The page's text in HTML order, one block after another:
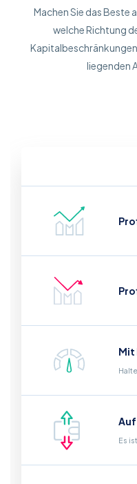
Machen Sie das Beste
welche Richtung
liegenden
Mit
Es